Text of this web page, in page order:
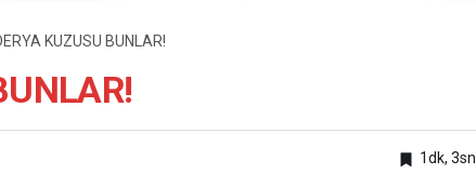
KUZUSU BUNLAR!
1dk, 3sn